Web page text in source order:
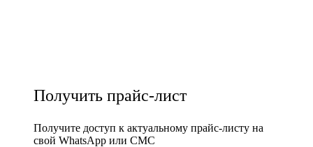
Получить прайс-лист
Получите доступ к актуальному прайс-листу на
свой WhatsApp или СМС